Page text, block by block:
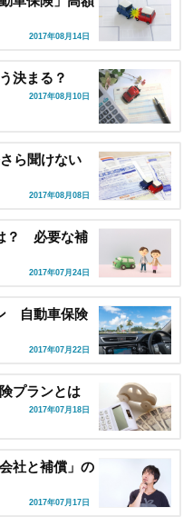
2017年08月14日
決まる？
2017年08月10日
ら聞けない
2017年08月08日
？ 必要な補
2017年07月24日
自動車保険
2017年07月22日
プランとは
2017年07月18日
社と補償」の
2017年07月17日